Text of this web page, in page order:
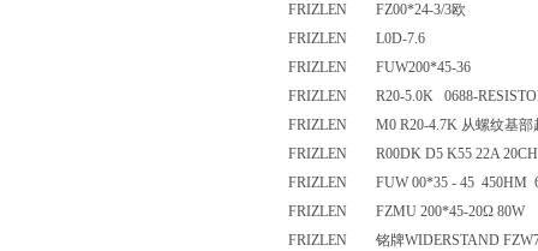
FRIZLEN FZ00*24-3/3欧
FRIZLEN L0D-7.6
FRIZLEN FUW200*45-36
FRIZLEN R20-5.0K 0688-
FRIZLEN M0 R20-4.7K 从螺纹
FRIZLEN R00DK D5 K55 22A
FRIZLEN FUW 00*35 - 45
FRIZLEN FZMU 200*45-20Ω
FRIZLEN 铭牌WIDERSTAND